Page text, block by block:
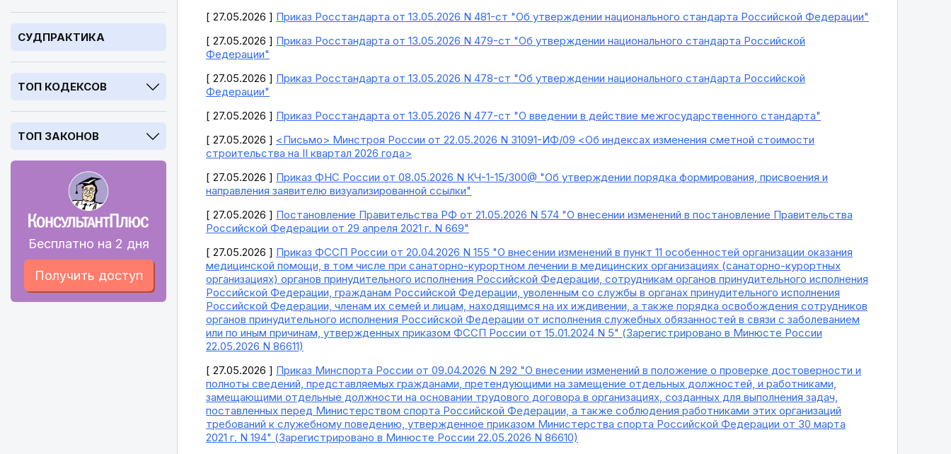
СУДПРАКТИКА
ТОП КОДЕКСОВ
ТОП ЗАКОНОВ
Бесплатно на 2 дня
Получить доступ
[ 27.05.2026 ] Приказ Росстандарта от 13.05.2026 N 481-ст "Об утверждении национального стандарта Российской Федерации"
[ 27.05.2026 ] Приказ Росстандарта от 13.05.2026 N 479-ст "Об утверждении национального стандарта Российской
Федерации"
[ 27.05.2026 ] Приказ Росстандарта от 13.05.2026 N 478-ст "Об утверждении национального стандарта Российской
Федерации"
[ 27.05.2026 ] Приказ Росстандарта от 13.05.2026 N 477-ст "О введении в действие межгосударственного стандарта"
[ 27.05.2026 ] <Письмо> Минстроя России от 22.05.2026 N 31091-ИФ/09 <Об индексах изменения сметной стоимости
строительства на II квартал 2026 года>
[ 27.05.2026 ] Приказ ФНС России от 08.05.2026 N КЧ-1-15/300@ "Об утверждении порядка формирования, присвоения и
направления заявителю визуализированной ссылки"
[ 27.05.2026 ] Постановление Правительства РФ от 21.05.2026 N 574 "О внесении изменений в постановление Правительства
Российской Федерации от 29 апреля 2021 г. N 669"
[ 27.05.2026 ] Приказ ФССП России от 20.04.2026 N 155 "О внесении изменений в пункт 11 особенностей организации оказания
медицинской помощи, в том числе при санаторно-курортном лечении в медицинских организациях (санаторно-курортных
организациях) органов принудительного исполнения Российской Федерации, сотрудникам органов принудительного исполнения
Российской Федерации, гражданам Российской Федерации, уволенным со службы в органах принудительного исполнения
Российской Федерации, членам их семей и лицам, находящимся на их иждивении, а также порядка освобождения сотрудников
органов принудительного исполнения Российской Федерации от исполнения служебных обязанностей в связи с заболеванием
или по иным причинам, утвержденных приказом ФССП России от 15.01.2024 N 5" (Зарегистрировано в Минюсте России
22.05.2026 N 86611)
[ 27.05.2026 ] Приказ Минспорта России от 09.04.2026 N 292 "О внесении изменений в положение о проверке достоверности и
полноты сведений, представляемых гражданами, претендующими на замещение отдельных должностей, и работниками,
замещающими отдельные должности на основании трудового договора в организациях, созданных для выполнения задач,
поставленных перед Министерством спорта Российской Федерации, а также соблюдения работниками этих организаций
требований к служебному поведению, утвержденное приказом Министерства спорта Российской Федерации от 30 марта
2021 г. N 194" (Зарегистрировано в Минюсте России 22.05.2026 N 86610)